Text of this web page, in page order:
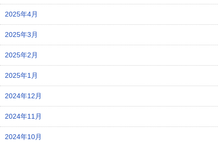
2025年4月
2025年3月
2025年2月
2025年1月
2024年12月
2024年11月
2024年10月